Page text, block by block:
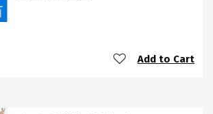
Add to Cart